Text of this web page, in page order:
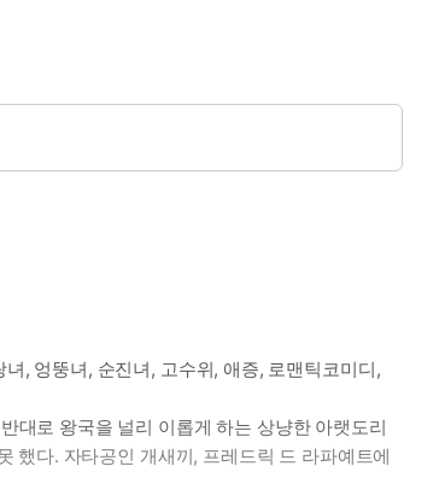
, 엉뚱녀, 순진녀, 고수위, 애증, 로맨틱코미디,
대로 왕국을 널리 이롭게 하는 상냥한 아랫도리
했다. 자타공인 개새끼, 프레드릭 드 라파예트에